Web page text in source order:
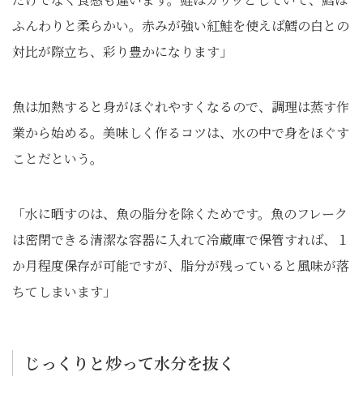
ふんわりと柔らかい。赤みが強い紅鮭を使えば鱈の白との
対比が際立ち、彩り豊かになります」
魚は加熱すると身がほぐれやすくなるので、調理は蒸す作
業から始める。美味しく作るコツは、水の中で身をほぐす
ことだという。
「水に晒すのは、魚の脂分を除くためです。魚のフレーク
は密閉できる清潔な容器に入れて冷蔵庫で保管すれば、１
か月程度保存が可能ですが、脂分が残っていると風味が落
ちてしまいます」
じっくりと炒って水分を抜く